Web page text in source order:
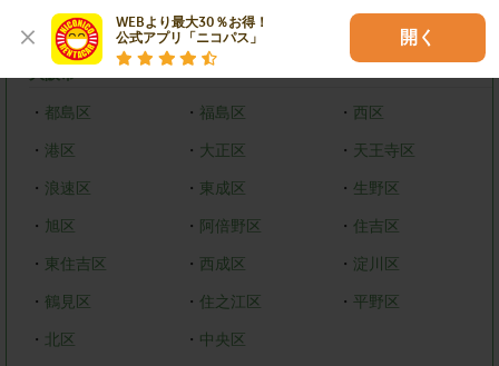
WEBより最大30％お得！
公式アプリ「ニコパス」
開く
大阪府
・ 都島区 ・ 福島区 ・ 西区
・ 港区 ・ 大正区 ・ 天王寺区
・ 浪速区 ・ 東成区 ・ 生野区
・ 旭区 ・ 阿倍野区 ・ 住吉区
・ 東住吉区 ・ 西成区 ・ 淀川区
・ 鶴見区 ・ 住之江区 ・平野区
・ 北区 ・ 中央区